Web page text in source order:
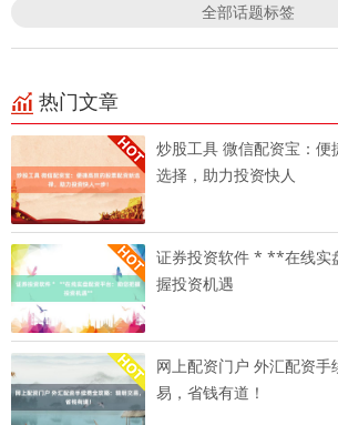
全部话题标签
热门文章
炒股工具 微信配资宝：便
选择，助力投资快人
证券投资软件 * **在线实盘配资平台：助您把
握投资机遇
网上配资门户 外汇配资
易，省钱有道！